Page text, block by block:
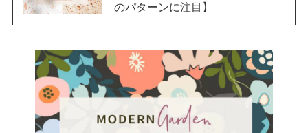
のパターンに注目】